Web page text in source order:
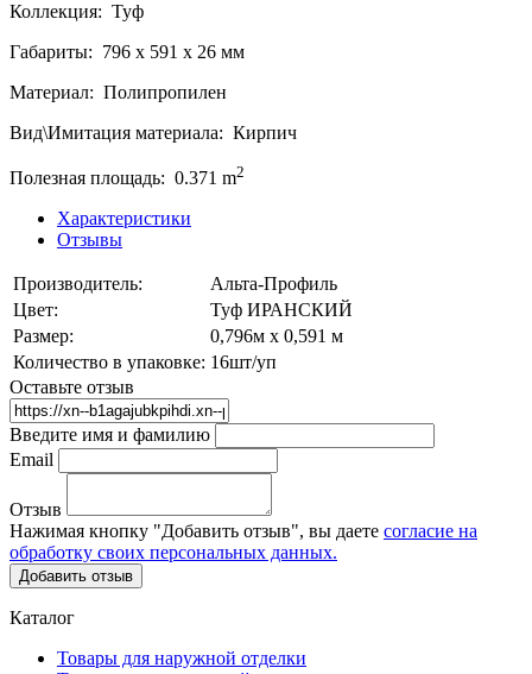
Коллекция: Туф
Габариты: 796 x 591 x 26 мм
Материал: Полипропилен
Вид\Имитация материала: Кирпич
Полезная площадь: 0.371 m2
Характеристики
Отзывы
Производитель:
Альта-Профиль
Цвет:
Туф ИРАНСКИЙ
Размер:
0,796м х 0,591 м
Количество в упаковке: 16шт/уп
Оставьте отзыв
Введите имя и фамилию
Email
Отзыв
Нажимая кнопку "Добавить отзыв", вы даете согласие на
обработку своих персональных данных.
Добавить отзыв
Каталог
Товары для наружной отделки